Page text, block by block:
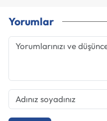
Yorumlar